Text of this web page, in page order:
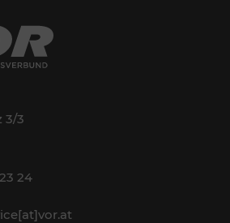
3/3
24